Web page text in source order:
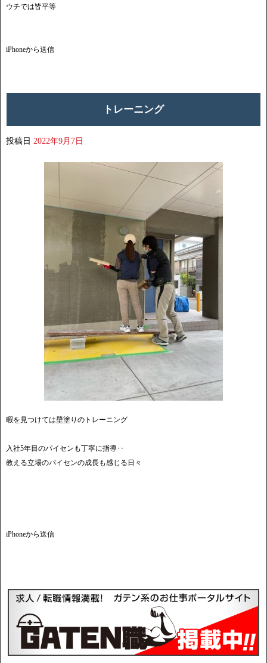
ウチでは皆平等
iPhoneから送信
トレーニング
投稿日 2022年9月7日
暇を見つけては壁塗りのトレーニング
入社5年目のパイセンも丁寧に指導‥
教える立場のパイセンの成長も感じる日々
iPhoneから送信